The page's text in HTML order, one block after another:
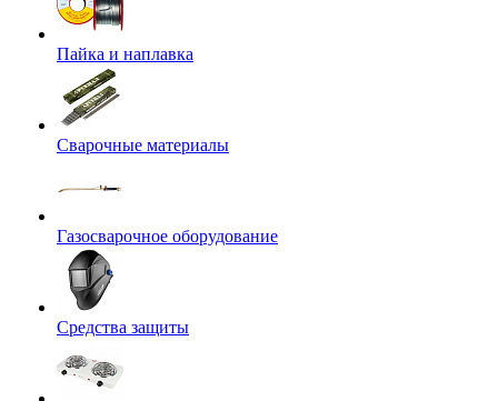
Пайка и наплавка
Сварочные материалы
Газосварочное оборудование
Средства защиты